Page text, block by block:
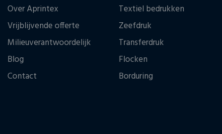
Over Aprintex
Vrijblijvende offerte
Milieuverantwoordelijk
Blog
Contact
Textiel bedrukken
Zeefdruk
Transferdruk
Flocken
Borduring